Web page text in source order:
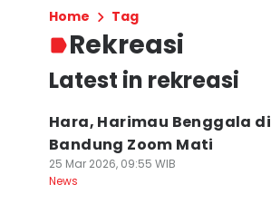
Home Tag
Rekreasi
Latest in rekreasi
Hara, Harimau Benggala di
Bandung Zoom Mati
25 Mar 2026, 09:55 WIB
News